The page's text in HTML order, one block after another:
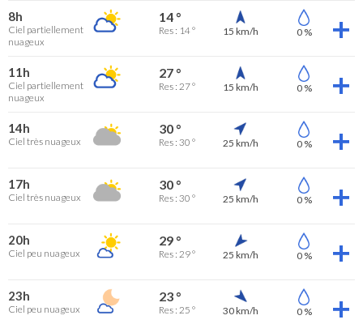
8h
Ciel partiellement
nuageux
14 °
Res : 14 ° 15 km/h 0 %
11h
Ciel partiellement
nuageux
27 °
Res : 27 ° 15 km/h 0 %
14h
Ciel très nuageux
30 °
Res : 30 ° 25 km/h 0 %
17h
Ciel très nuageux
30 °
Res : 30 ° 25 km/h 0 %
20h
Ciel peu nuageux
29 °
Res : 29 ° 25 km/h 0 %
23h
Ciel peu nuageux
23 °
Res : 25 ° 30 km/h 0 %